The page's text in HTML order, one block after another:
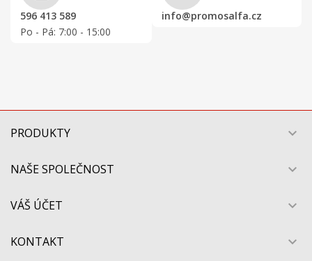
596 413 589
Po - Pá: 7:00 - 15:00
info@promosalfa.cz
PRODUKTY 
NAŠE SPOLEČNOST 
VÁŠ ÚČET 
KONTAKT 